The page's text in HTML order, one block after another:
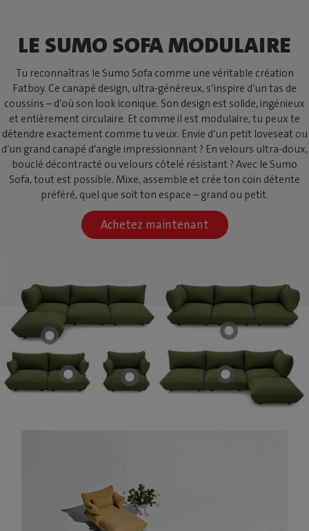
LE SUMO SOFA MODULAIRE
Tu reconnaîtras le Sumo Sofa comme une véritable création
Fatboy. Ce canapé design, ultra-généreux, s’inspire d’un tas de
coussins – d’où son look iconique. Son design est solide, ingénieux
et entièrement circulaire. Et comme il est modulaire, tu peux te
détendre exactement comme tu veux. Envie d’un petit loveseat ou
d’un grand canapé d’angle impressionnant ? En velours ultra-doux,
bouclé décontracté ou velours côtelé résistant ? Avec le Sumo
Sofa, tout est possible. Mixe, assemble et crée ton coin détente
préféré, quel que soit ton espace – grand ou petit.
Achetez maintenant